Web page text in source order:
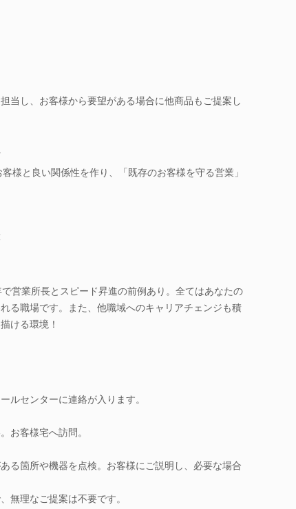
当し、お客様から要望がある場合に他商品もご提案し
様と良い関係性を作り、「既存のお客様を守る営業」
営業所長とスピード昇進の前例あり。全てはあなたの
る職場です。また、他職域へのキャリアチェンジも積
ける環境！
ルセンターに連絡が入ります。
お客様宅へ訪問。
る箇所や機器を点検。お客様にご説明し、必要な場合
無理なご提案は不要です。